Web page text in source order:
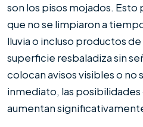
son los pisos mojados.
que no se limpiaron a
lluvia o incluso productos
superficie resbaladiza sin
colocan avisos visibles o no
inmediato, las posibilidades
aumentan